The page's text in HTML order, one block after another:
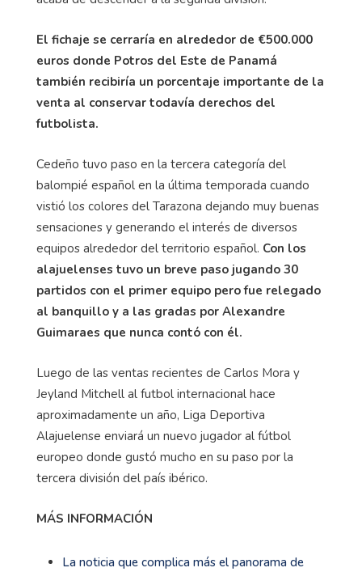
El fichaje se cerraría en alrededor de €500.000
euros donde Potros del Este de Panamá
también recibiría un porcentaje importante de la
venta al conservar todavía derechos del
futbolista.
Cedeño tuvo paso en la tercera categoría del
balompié español en la última temporada cuando
vistió los colores del Tarazona dejando muy buenas
sensaciones y generando el interés de diversos
equipos alrededor del territorio español. Con los
alajuelenses tuvo un breve paso jugando 30
partidos con el primer equipo pero fue relegado
al banquillo y a las gradas por Alexandre
Guimaraes que nunca contó con él.
Luego de las ventas recientes de Carlos Mora y
Jeyland Mitchell al futbol internacional hace
aproximadamente un año, Liga Deportiva
Alajuelense enviará un nuevo jugador al fútbol
europeo donde gustó mucho en su paso por la
tercera división del país ibérico.
MÁS INFORMACIÓN
La noticia que complica más el panorama de